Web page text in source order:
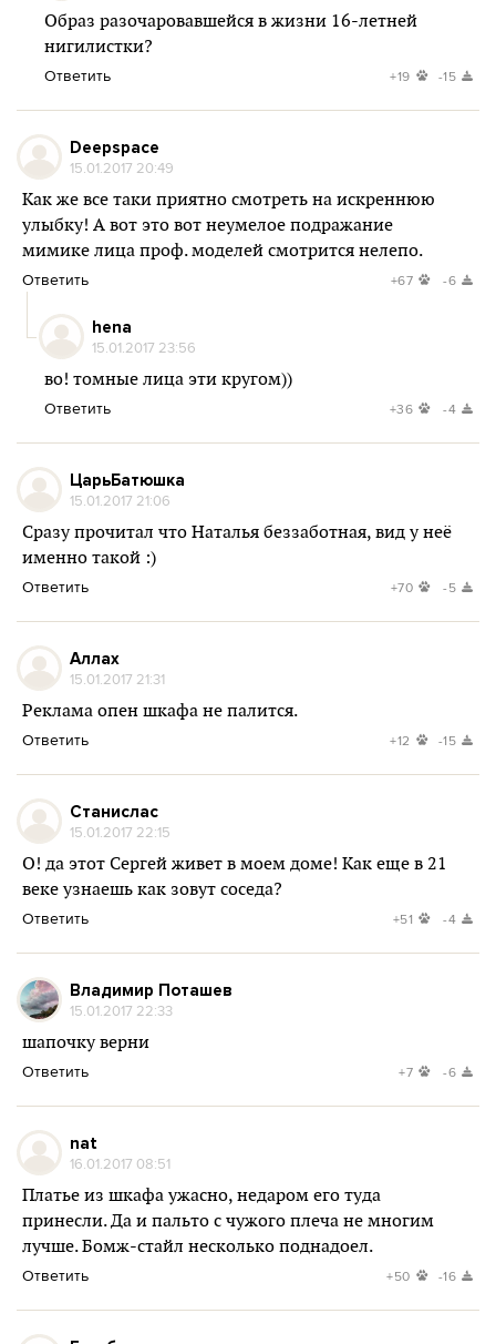
Образ разочаровавшейся в жизни 16-летней
нигилистки?
Ответить +19 -15
Deepspace
15.01.2017 20:49
Как же все таки приятно смотреть на искреннюю
улыбку! А вот это вот неумелое подражание
мимике лица проф. моделей смотрится нелепо.
Ответить +67 -6
hena
15.01.2017 23:56
во! томные лица эти кругом))
Ответить +36 -4
ЦарьБатюшка
15.01.2017 21:06
Сразу прочитал что Наталья беззаботная, вид у неё
именно такой :)
Ответить +70 -5
Аллах
15.01.2017 21:31
Реклама опен шкафа не палится.
Ответить +12 -15
Станислас
15.01.2017 22:15
О! да этот Сергей живет в моем доме! Как еще в 21
веке узнаешь как зовут соседа?
Ответить +51 -4
Владимир Поташев
15.01.2017 22:33
шапочку верни
Ответить +7 -6
nat
16.01.2017 08:51
Платье из шкафа ужасно, недаром его туда
принесли. Да и пальто с чужого плеча не многим
лучше. Бомж-стайл несколько поднадоел.
Ответить +50 -16